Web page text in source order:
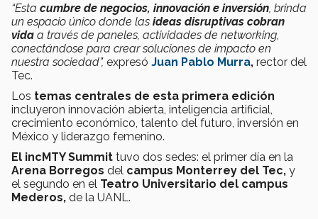
“Esta cumbre de negocios, innovación e inversión , brinda
un espacio único donde las ideas disruptivas cobran
vida a través de paneles, actividades de networking,
conectándose para crear soluciones de impacto en
nuestra sociedad”, expresó Juan Pablo Murra, rector del
Tec.
Los temas centrales de esta primera edición
incluyeron innovación abierta, inteligencia artificial,
crecimiento económico, talento del futuro, inversión en
México y liderazgo femenino.
El incMTY Summit tuvo dos sedes: el primer día en la
Arena Borregos del campus Monterrey del Tec, y
el segundo en el Teatro Universitario del campus
Mederos, de la UANL.